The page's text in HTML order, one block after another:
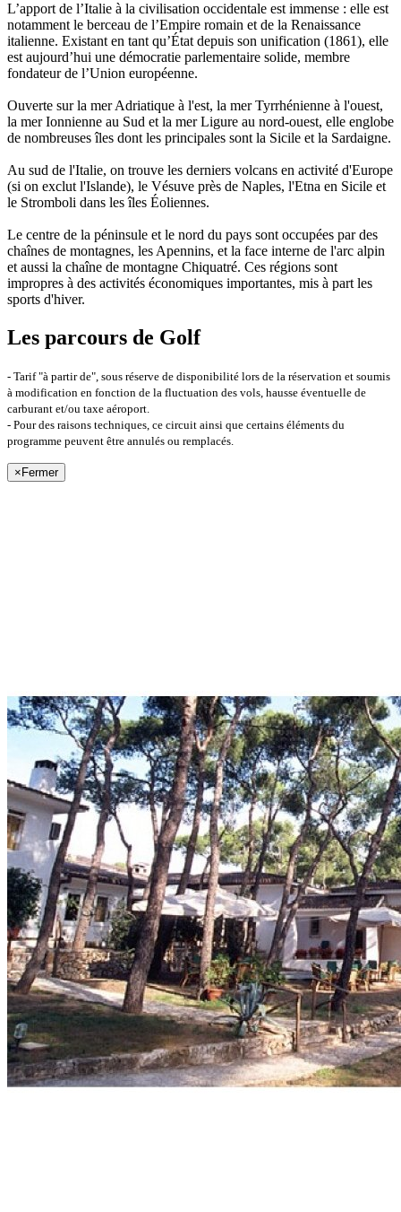
L’apport de l’Italie à la civilisation occidentale est immense : elle est
notamment le berceau de l’Empire romain et de la Renaissance
italienne. Existant en tant qu’État depuis son unification (1861), elle
est aujourd’hui une démocratie parlementaire solide, membre
fondateur de l’Union européenne.
Ouverte sur la mer Adriatique à l'est, la mer Tyrrhénienne à l'ouest,
la mer Ionnienne au Sud et la mer Ligure au nord-ouest, elle englobe
de nombreuses îles dont les principales sont la Sicile et la Sardaigne.
Au sud de l'Italie, on trouve les derniers volcans en activité d'Europe
(si on exclut l'Islande), le Vésuve près de Naples, l'Etna en Sicile et
le Stromboli dans les îles Éoliennes.
Le centre de la péninsule et le nord du pays sont occupées par des
chaînes de montagnes, les Apennins, et la face interne de l'arc alpin
et aussi la chaîne de montagne Chiquatré. Ces régions sont
impropres à des activités économiques importantes, mis à part les
sports d'hiver.
Les parcours de Golf
- Tarif "à partir de", sous réserve de disponibilité lors de la réservation et soumis
à modification en fonction de la fluctuation des vols, hausse éventuelle de
carburant et/ou taxe aéroport.
- Pour des raisons techniques, ce circuit ainsi que certains éléments du
programme peuvent être annulés ou remplacés.
× Fermer